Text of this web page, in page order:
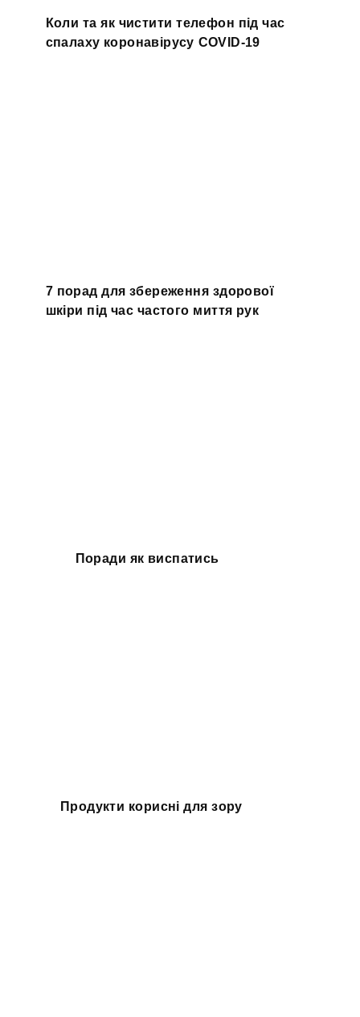
Коли та як чистити телефон під час
спалаху коронавірусу COVID-19
7 порад для збереження здорової
шкіри під час частого миття рук
Поради як виспатись
Продукти корисні для зору